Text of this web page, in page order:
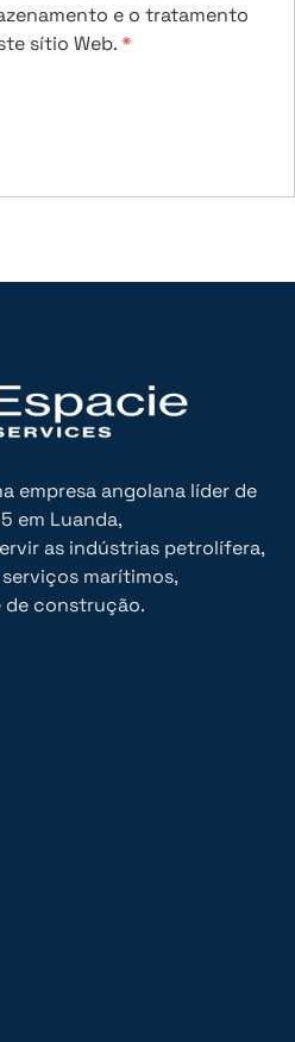
e o tratamento
sítio Web.*
empresa angolana líder de
em Luanda,
as indústrias petrolífera,
marítimos,
de construção.